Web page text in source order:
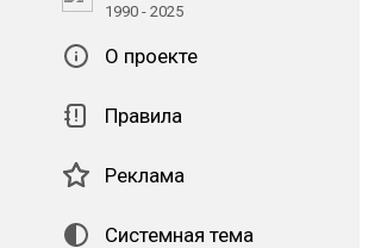
1990 - 2025
О проекте
Правила
Реклама
Системная тема